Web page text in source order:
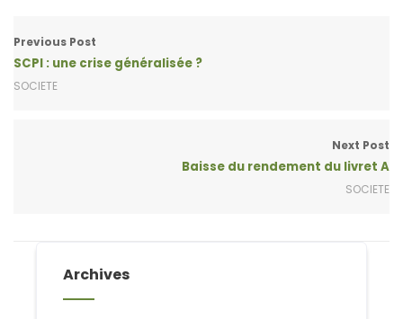
Previous Post
SCPI : une crise généralisée ?
SOCIETE
Next Post
Baisse du rendement du livret A
SOCIETE
Archives